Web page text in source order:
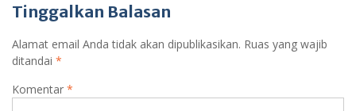
Tinggalkan Balasan
Alamat email Anda tidak akan dipublikasikan. Ruas yang wajib
ditandai *
Komentar *